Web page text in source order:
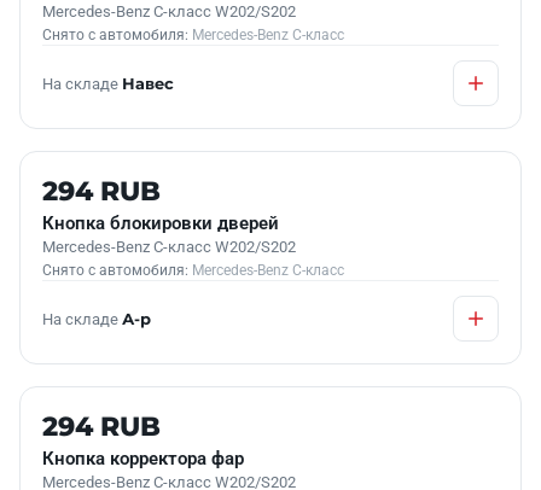
Mercedes-Benz C-класс W202/S202
Снято с автомобиля: Mercedes-Benz C-класс
На складе Навес
Б/У В НАЛИЧИИ
294 RUB
Кнопка блокировки дверей
Mercedes-Benz C-класс W202/S202
Снято с автомобиля: Mercedes-Benz C-класс
На складе А-р
Б/У В НАЛИЧИИ
294 RUB
Кнопка корректора фар
Mercedes-Benz C-класс W202/S202